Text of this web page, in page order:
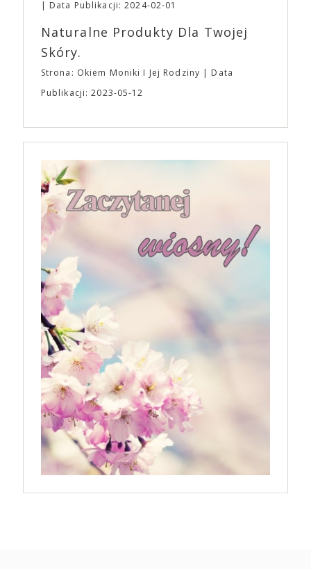
Data Publikacji: 2024-02-01
Naturalne Produkty Dla Twojej
Skóry.
Strona: Okiem Moniki I Jej Rodziny
Data
Publikacji: 2023-05-12